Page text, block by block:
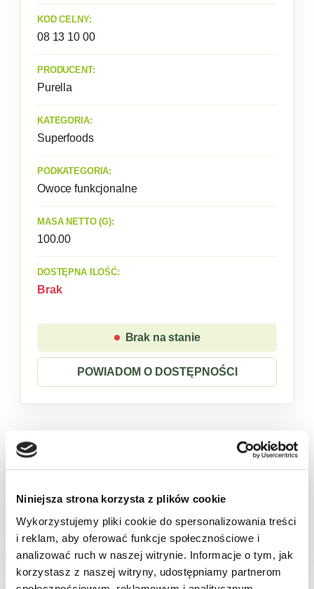
Niniejsza strona korzysta z plików cookie
Wykorzystujemy pliki cookie do spersonalizowania treści
i reklam, aby oferować funkcje społecznościowe i
analizować ruch w naszej witrynie. Informacje o tym, jak
korzystasz z naszej witryny, udostępniamy partnerom
KOD CELNY:
08 13 10 00
PRODUCENT:
Purella
KATEGORIA:
Superfoods
PODKATEGORIA:
Owoce funkcjonalne
MASA NETTO (G):
100.00
DOSTĘPNA ILOŚĆ:
Brak
Brak na stanie
POWIADOM O DOSTĘPNOŚCI
Sklep w trybie katalogowym. Zaloguj się, aby
złożyć zamówienie.
Cechy Wartości odżywcze